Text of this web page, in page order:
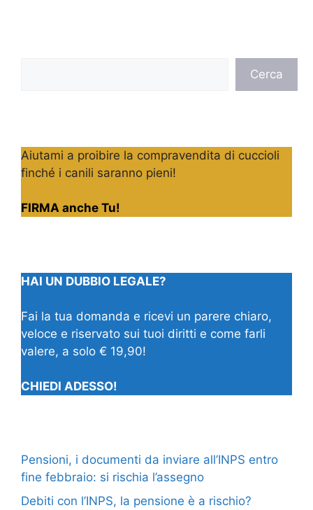
Cerca
Aiutami a proibire la compravendita di cuccioli
finché i canili saranno pieni!
FIRMA anche Tu!
HAI UN DUBBIO LEGALE?
Fai la tua domanda e ricevi un parere chiaro,
veloce e riservato sui tuoi diritti e come farli
valere, a solo € 19,90!
CHIEDI ADESSO!
Pensioni, i documenti da inviare all’INPS entro
fine febbraio: si rischia l’assegno
Debiti con l’INPS, la pensione è a rischio?